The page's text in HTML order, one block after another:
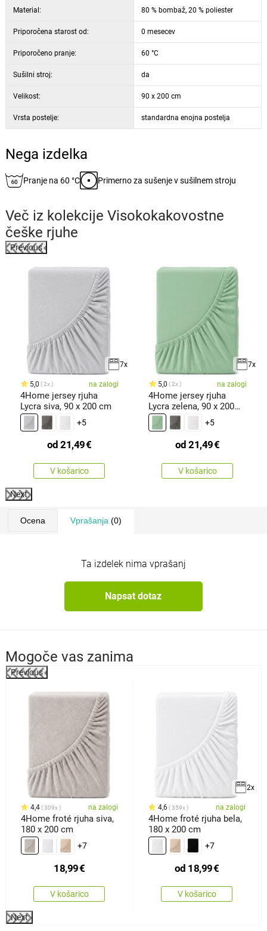
Material: 80 % bombaž, 20 % poliester
Priporočena starost od: 0 mesecev
Priporočeno pranje: 60 °C
Sušilni stroj: da
Velikost: 90 x 200 cm
Vrsta postelje: standardna enojna postelja
Nega izdelka
Pranje na 60 °C Primerno za sušenje v sušilnem stroju
Več iz kolekcije Visokokakovostne
češke rjuhe
Previous
7x
5,0 2x na zalogi
4Home jersey rjuha
Lycra siva, 90 x 200 cm
+5
od 21,49€
V košarico
7x
5,0 2x na zalogi
4Home jersey rjuha
Lycra zelena, 90 x 200
cm
+5
od 21,49€
V košarico
Next
Ocena Vprašanja (0)
Ta izdelek nima vprašanj
Napsat dotaz
Mogoče vas zanima
Previous
4,4 309x na zalogi
4Home froté rjuha siva,
180 x 200 cm
+7
18,99€
V košarico
2x
4,6 359x na zalogi
4Home froté rjuha bela,
180 x 200 cm
+7
od 18,99€
V košarico
Next